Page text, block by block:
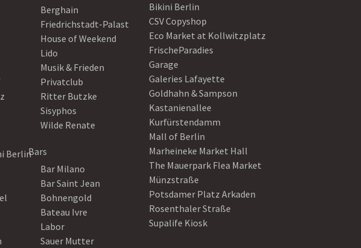
Berlin
Berghain
Friedrichstadt-Palast
House of Weekend
Lido
Musik & Frieden
Privatclub
Ritter Butzke
Sisyphos
Wilde Renate
Bars
Bar Milano
Bar Saint Jean
Bohnengold
Bateau Ivre
Labor
Sauer Mutter
Bikini Berlin
CSV Copyshop
Eco Market at Kollwitzplatz
FrischeParadies
Garage
Galeries Lafayette
Goldhahn & Sampson
Kastanienallee
Kurfürstendamm
Mall of Berlin
Marheineke Market Hall
The Mauerpark Flea Market
Münzstraße
Potsdamer Platz Arkaden
Rosenthaler Straße
Supalife Kiosk